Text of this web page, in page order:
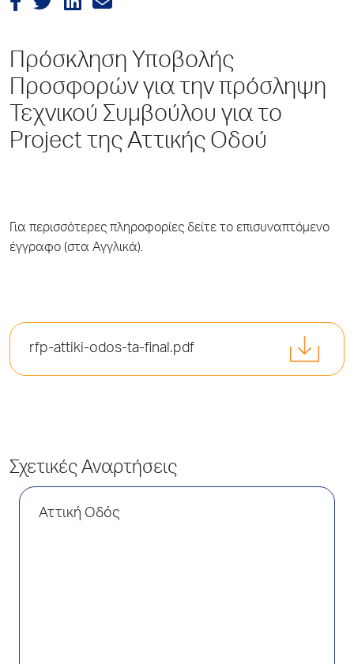
Πρόσκληση Υποβολής
Προσφορών για την πρόσληψη
Τεχνικού Συμβούλου για το
Project της Αττικής Οδού
Για περισσότερες πληροφορίες δείτε το επισυναπτόμενο
έγγραφο (στα Αγγλικά).
rfp-attiki-odos-ta-final.pdf
Σχετικές Αναρτήσεις
Αττική Οδός